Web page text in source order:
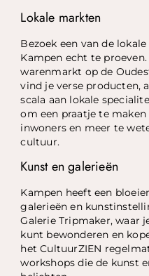
Lokale markten
Bezoek een van de
Kampen echt te
warenmarkt op de
vind je verse producten,
scala aan lokale
om een praatje te
inwoners en meer te
cultuur.
Kunst en galerieën
Kampen heeft een
galerieën en
Galerie Tripmaker, waar
kunt bewonderen en
het CultuurZIEN
workshops die de kunst